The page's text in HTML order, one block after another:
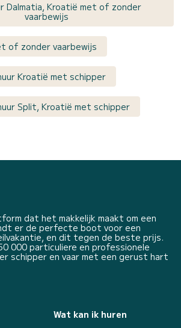
Dalmatia, Kroatië met of zonder
vaarbewijs
of zonder vaarbewijs
Kroatië met schipper
Split, Kroatië met schipper
dat het makkelijk maakt om een
er de perfecte boot voor een
en dit tegen de beste prijs.
000 particuliere en professionele
schipper en vaar met een gerust hart
Wat kan ik huren